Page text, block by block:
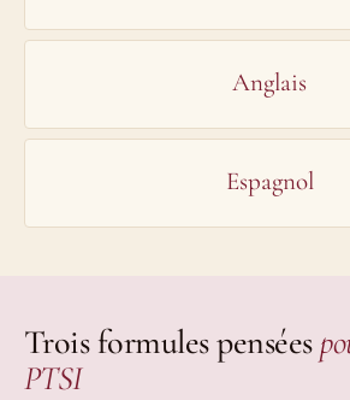
Anglais
Espagnol
Trois formules pensées
PTSI